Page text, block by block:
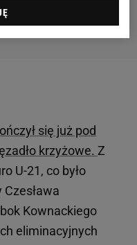
się już pod
krzyżowe. Z
U-21, co było
Kownackiego
eliminacyjnych